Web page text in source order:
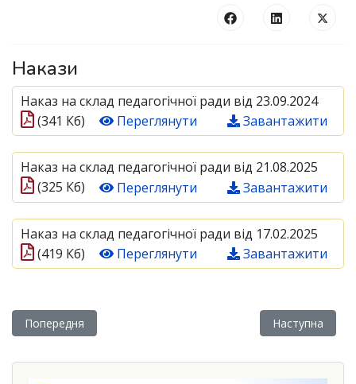
Накази
Наказ на склад педагогічної ради від 23.09.2024
(341 Кб)
Переглянути Завантажити
Наказ на склад педагогічної ради від 21.08.2025
(325 Кб)
Переглянути Завантажити
Наказ на склад педагогічної ради від 17.02.2025
(419 Кб)
Переглянути Завантажити
Попередня стаття: Підсумки атестації педагогічних
Попередня Наступна
Наступна